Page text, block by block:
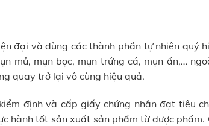
đại và dùng các thành phần tự nhiên quý
mủ, mụn bọc, mụn trứng cá, mụn ẩn,…
quay trở lại vô cùng hiệu quả.
định và cấp giấy chứng nhận đạt tiêu
hành tốt sản xuất sản phẩm từ dược